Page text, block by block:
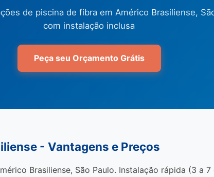
de piscina de fibra em Américo Brasiliense,
com instalação inclusa
Peça seu Orçamento Grátis
- Vantagens e Preços
Brasiliense, São Paulo. Instalação rápida (3 a